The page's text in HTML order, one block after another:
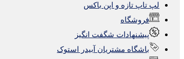
لپ تاپ تازه و اپن باکس
فروشگاه
پیشنهادات شگفت انگیز
باشگاه مشتریان آبیدر استوک